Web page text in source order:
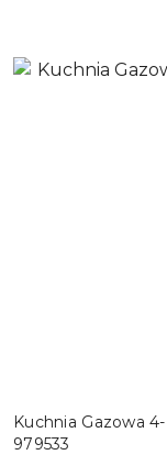
Kuchnia Gazowa
979533